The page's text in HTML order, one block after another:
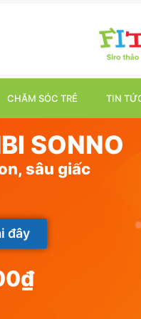
CHĂM SÓC TRẺ TIN
SONNO
sâu giấc
đây
₫